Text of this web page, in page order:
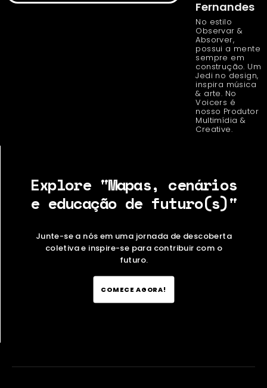
Fernandes
No estilo
Observar &
Absorver,
possui a mente
sempre em
construção. Um
Jedi no design,
inspira música
& arte. No
Voicers é
nosso Produtor
Multimídia &
Creative.
Explore "Mapas, cenários
e educação de futuro(s)"
Junte-se a nós em uma jornada de descoberta
coletiva e inspire-se para contribuir com o
futuro.
COMECE AGORA!